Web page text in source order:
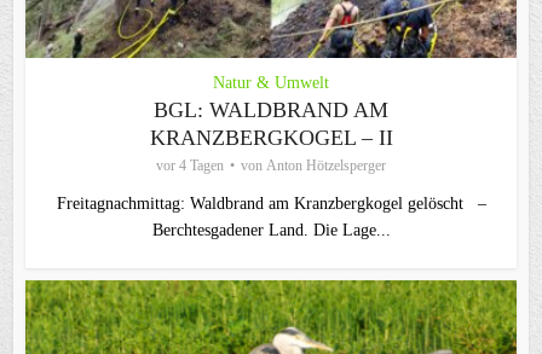
Natur & Umwelt
BGL: WALDBRAND AM
KRANZBERGKOGEL – II
vor 4 Tagen von Anton Hötzelsperger
Freitagnachmittag: Waldbrand am Kranzbergkogel gelöscht –
Berchtesgadener Land. Die Lage...